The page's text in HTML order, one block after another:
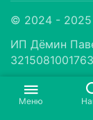
© 2024 - 2025
ИП Дëмин
Меню